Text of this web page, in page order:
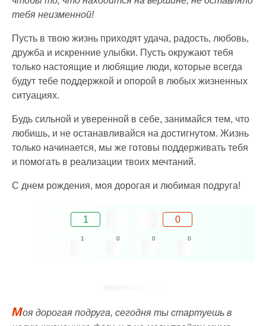
тебя неизменной!
Пусть в твою жизнь приходят удача, радость, любовь,
дружба и искренние улыбки. Пусть окружают тебя
только настоящие и любящие люди, которые всегда
будут тебе поддержкой и опорой в любых жизненных
ситуациях.
Будь сильной и уверенной в себе, занимайся тем, что
любишь, и не останавливайся на достигнутом. Жизнь
только начинается, мы же готовы поддерживать тебя
и помогать в реализации твоих мечтаний.
С днем рождения, моя дорогая и любимая подруга!
1 0
1 0 0 0
Моя дорогая подруга, сегодня ты стартуешь в